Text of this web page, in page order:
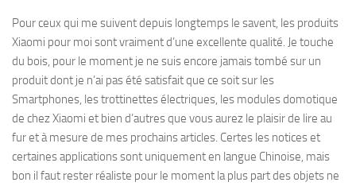
Pour ceux qui me suivent depuis longtemps le savent, les produits
Xiaomi pour moi sont vraiment d’une excellente qualité. Je touche
du bois, pour le moment je ne suis encore jamais tombé sur un
produit dont je n’ai pas été satisfait que ce soit sur les
Smartphones, les trottinettes électriques, les modules domotique
de chez Xiaomi et bien d’autres que vous aurez le plaisir de lire au
fur et à mesure de mes prochains articles. Certes les notices et
certaines applications sont uniquement en langue Chinoise, mais
bon il faut rester réaliste pour le moment la plus part des objets ne